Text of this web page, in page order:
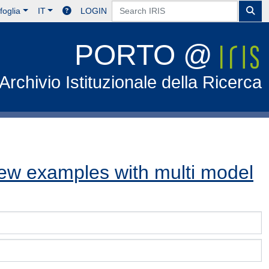
IT LOGIN
PORTO @
Istituzionale della Ricerca
examples with multi model